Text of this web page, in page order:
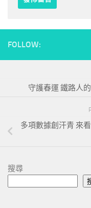
FOLLOW:
守護春運 鐵路人
多項數據創汗青 來
搜尋